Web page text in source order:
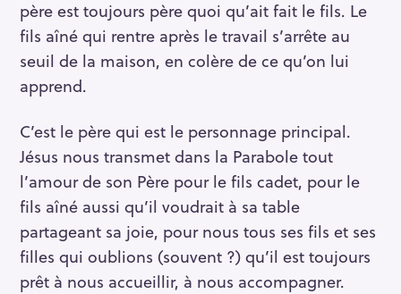
père est toujours père quoi qu’ait fait le fils. Le
fils aîné qui rentre après le travail s’arrête au
seuil de la maison, en colère de ce qu’on lui
apprend.
C’est le père qui est le personnage principal.
Jésus nous transmet dans la Parabole tout
l’amour de son Père pour le fils cadet, pour le
fils aîné aussi qu’il voudrait à sa table
partageant sa joie, pour nous tous ses fils et ses
filles qui oublions (souvent ?) qu’il est toujours
prêt à nous accueillir, à nous accompagner.